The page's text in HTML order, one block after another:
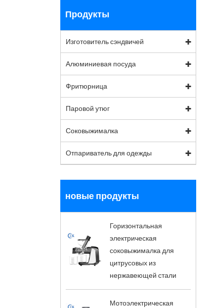
Продукты
Изготовитель сэндвичей
Алюминиевая посуда
Фритюрница
Паровой утюг
Соковыжималка
Отпариватель для одежды
новые продукты
Горизонтальная
электрическая
соковыжималка для
цитрусовых из
нержавеющей стали
Мотоэлектрическая